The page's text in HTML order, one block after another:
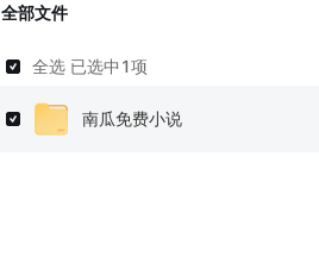
全部文件
全选 已选中 1项
南瓜免费小说